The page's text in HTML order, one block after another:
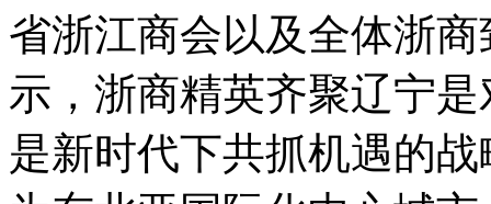
省浙江商会以及全体浙
示，浙商精英齐聚辽宁
是新时代下共抓机遇的